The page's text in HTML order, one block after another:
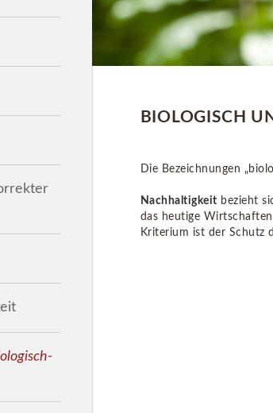
BIOLOGISCH
Die Bezeichnungen
Nachhaltigkeit bezieht
das heutige
Kriterium ist der Schutz